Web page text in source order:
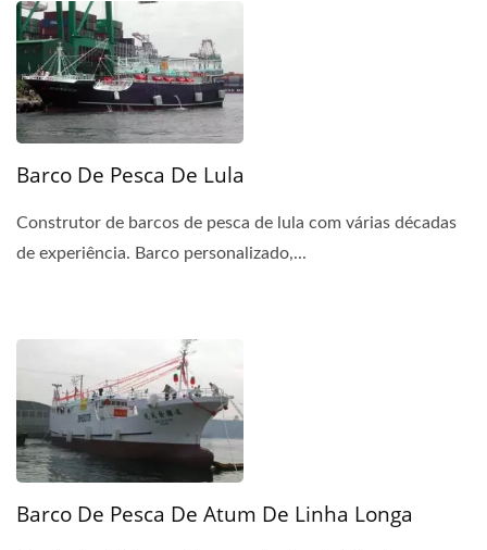
Barco De Pesca De Lula
Construtor de barcos de pesca de lula com várias décadas
de experiência. Barco personalizado,...
Barco De Pesca De Atum De Linha Longa